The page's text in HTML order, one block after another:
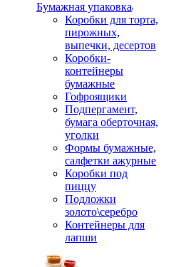
Бумажная упаковка
Коробки для торта,
пирожных,
выпечки, десертов
Коробки-
контейнеры
бумажные
Гофроящики
Подпергамент,
бумага оберточная,
уголки
Формы бумажные,
салфетки ажурные
Коробки под
пиццу
Подложки
золото\серебро
Контейнеры для
лапши